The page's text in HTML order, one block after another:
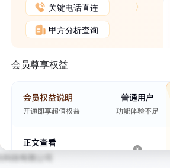
关键电话直连
甲方分析查询
会员尊享权益